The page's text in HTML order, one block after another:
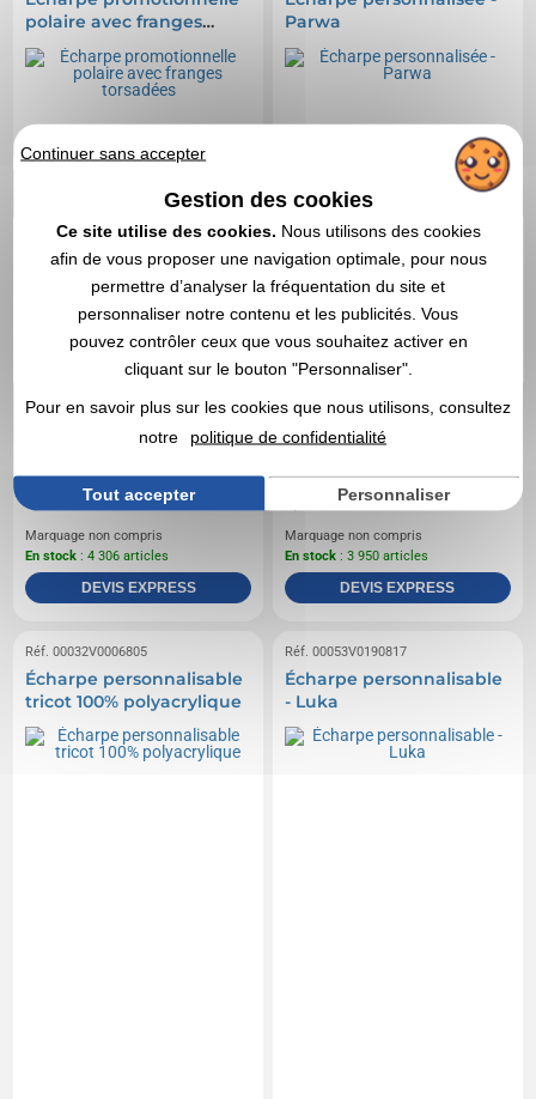
polaire avec franges
torsadées
A partir de6,69 CHFHT|
7,29 €
Marquage non compris
En stock : 4 306 articles
DEVIS EXPRESS
Parwa
A partir de3,58 CHFHT|
Marquage non compris
En stock : 3 950 articles
DEVIS EXPRESS
Réf. 00032V0006805
Écharpe personnalisable
tricot 100% polyacrylique
Réf. 00053V0190817
Écharpe personnalisable
- Luka
Continuer sans accepter
Gestion des cookies
Ce site utilise des cookies. Nous utilisons des cookies
afin de vous proposer une navigation optimale, pour nous
permettre d’analyser la fréquentation du site et
personnaliser notre contenu et les publicités. Vous
pouvez contrôler ceux que vous souhaitez activer en
cliquant sur le bouton "Personnaliser".
Pour en savoir plus sur les cookies que nous utilisons, consultez
notre
politique de confidentialité
Tout accepter Personnaliser